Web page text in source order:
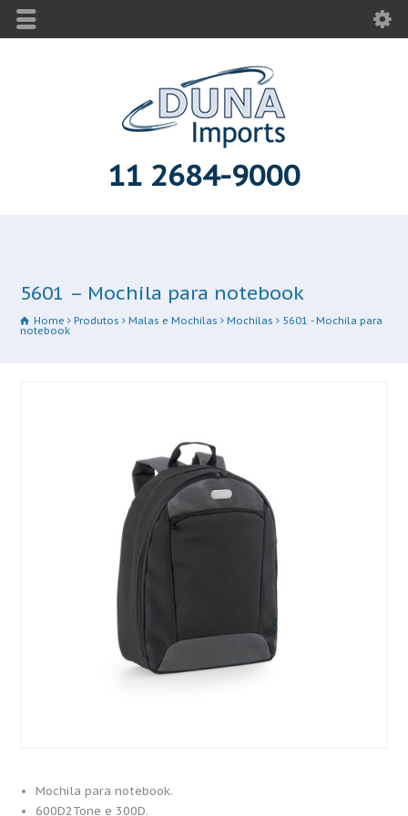
11 2684-9000
5601 – Mochila para notebook
Home Produtos Malas e Mochilas Mochilas 5601 - Mochila para
notebook
Mochila para notebook.
600D2Tone e 300D.